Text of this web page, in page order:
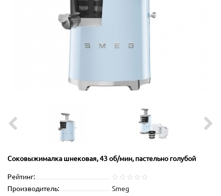
Соковыжималка шнековая, 43 об/мин, пастельно голубой
Рейтинг:
Производитель:
Smeg